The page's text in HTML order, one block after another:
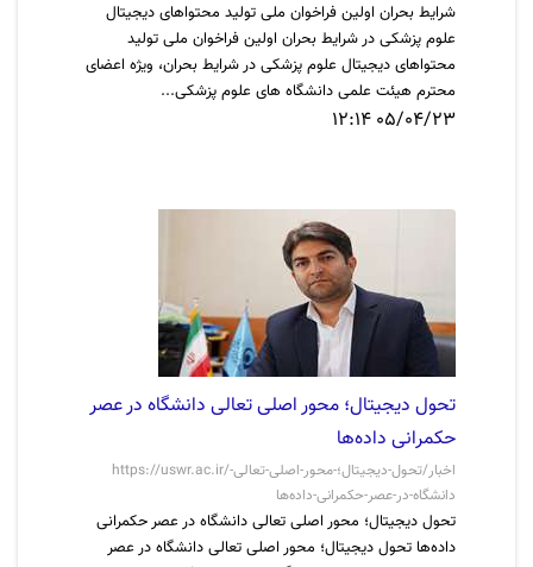
شرایط بحران اولین فراخوان ملی تولید محتواهای دیجیتال
علوم پزشکی در شرایط بحران اولین فراخوان ملی تولید
محتواهای دیجیتال علوم پزشکی در شرایط بحران، ویژه اعضای
محترم هیئت علمی دانشگاه های علوم پزشکی...
05/04/23 12:14
تحول دیجیتال؛ محور اصلی تعالی دانشگاه در عصر
حکمرانی داده‌ها
https://uswr.ac.ir/اخبار/تحول-دیجیتال؛-محور-اصلی-تعالی-
دانشگاه-در-عصر-حکمرانی-داده‌ها
تحول دیجیتال؛ محور اصلی تعالی دانشگاه در عصر حکمرانی
داده‌ها تحول دیجیتال؛ محور اصلی تعالی دانشگاه در عصر